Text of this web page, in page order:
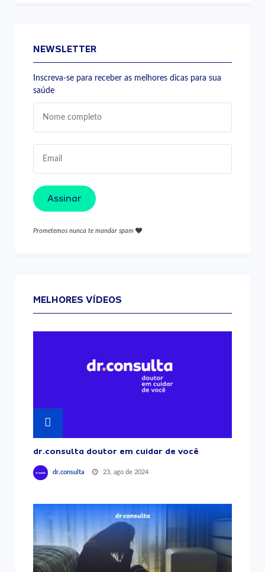
NEWSLETTER
Inscreva-se para receber as melhores dicas para sua
saúde
Assinar
Prometemos nunca te mandar spam
MELHORES VÍDEOS
dr.consulta doutor em cuidar de você
dr.consulta 23, ago de 2024